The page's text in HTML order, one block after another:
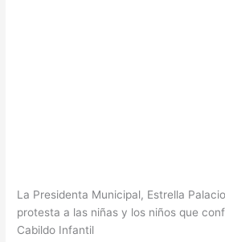
La Presidenta Municipal, Estrella
protesta a las niñas y los niños que
Cabildo Infantil